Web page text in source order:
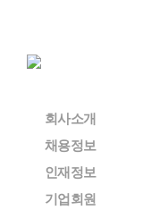
회사소개
채용정보
인재정보
기업회원